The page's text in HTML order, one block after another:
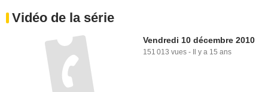
Vidéo de la série
Vendredi 10 décembre 2010
151 013 vues - Il y a 15 ans